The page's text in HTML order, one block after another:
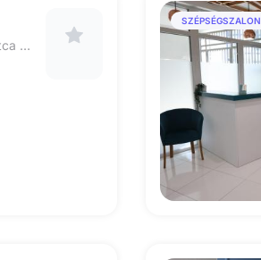
1137 Budapest Katona József utca 6. 3. em. 6. 37-es kapucsengő
SZÉPSÉGSZALON